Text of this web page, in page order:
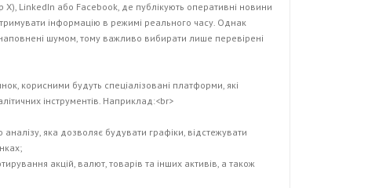
X), LinkedIn або Facebook, де публікують оперативні новини
інформацію в режимі реального часу. Однак
шумом, тому важливо вибирати лише перевірені
корисними будуть спеціалізовані платформи, які
інструментів. Наприклад:<br>
яка дозволяє будувати графіки, відстежувати
акцій, валют, товарів та інших активів, а також